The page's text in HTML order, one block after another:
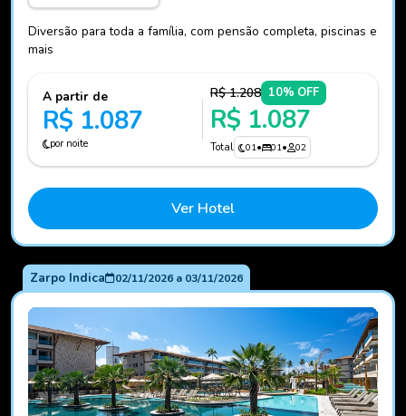
Diversão para toda a família, com pensão completa, piscinas e
mais
A partir de
R$ 1.087
por noite
R$ 1.208 10% OFF
R$ 1.087
Total 01• 01• 02
Ver Hotel
Zarpo Indica 02/11/2026a 03/11/2026